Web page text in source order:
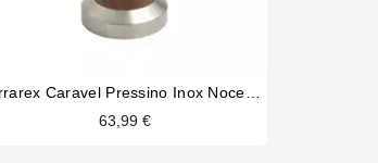
Arrarex Caravel Pressino Inox Noce Americano
63,99 €